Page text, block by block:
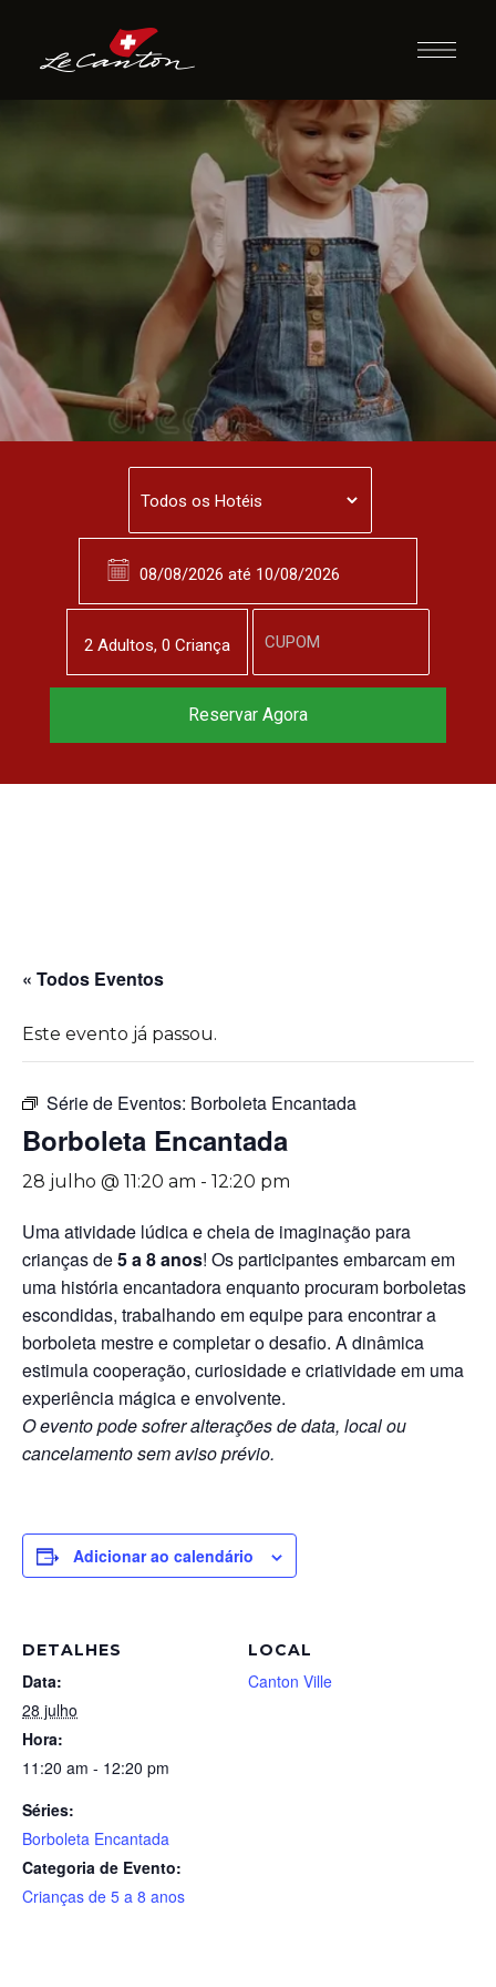
Borboleta
Encantada
« Todos Eventos
Este evento já passou.
Série de Eventos: Borboleta Encantada
Borboleta Encantada
28 julho @ 11:20 am - 12:20 pm
Uma atividade lúdica e cheia de imaginação para
crianças de5 a 8 anos! Os participantes embarcam em
uma história encantadora enquanto procuram borboletas
escondidas, trabalhando em equipe para encontrar a
borboleta mestre e completar o desafio. A dinâmica
estimula cooperação, curiosidade e criatividade em uma
experiência mágica e envolvente.
O evento pode sofrer alterações de data, local ou
cancelamento sem aviso prévio.
Adicionar ao calendário
DETALHES
Data:
28 julho
Hora:
11:20 am - 12:20 pm
Séries:
Borboleta Encantada
Categoria de Evento:
Crianças de 5 a 8 anos
LOCAL
Canton Ville
2 Adultos, 0 Criança
Reservar Agora